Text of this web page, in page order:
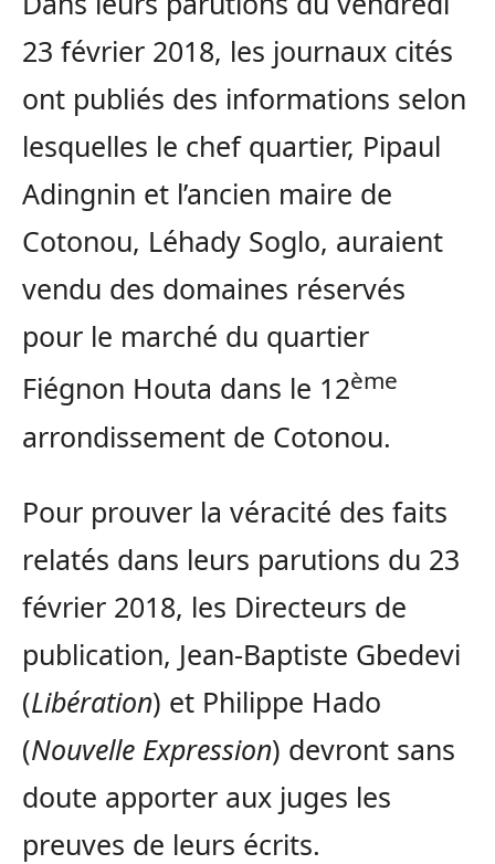
23 février 2018, les journaux cités
ont publiés des informations selon
lesquelles le chef quartier, Pipaul
Adingnin et l’ancien maire de
Cotonou, Léhady Soglo, auraient
vendu des domaines réservés
pour le marché du quartier
Fiégnon Houta dans le 12ème
arrondissement de Cotonou.
Pour prouver la véracité des faits
relatés dans leurs parutions du 23
février 2018, les Directeurs de
publication, Jean-Baptiste Gbedevi
(Libération) et Philippe Hado
(Nouvelle Expression) devront sans
doute apporter aux juges les
preuves de leurs écrits.